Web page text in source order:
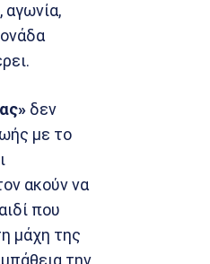
αγωνία,
δεν
με το
ακούν να
που
μάχη της
την